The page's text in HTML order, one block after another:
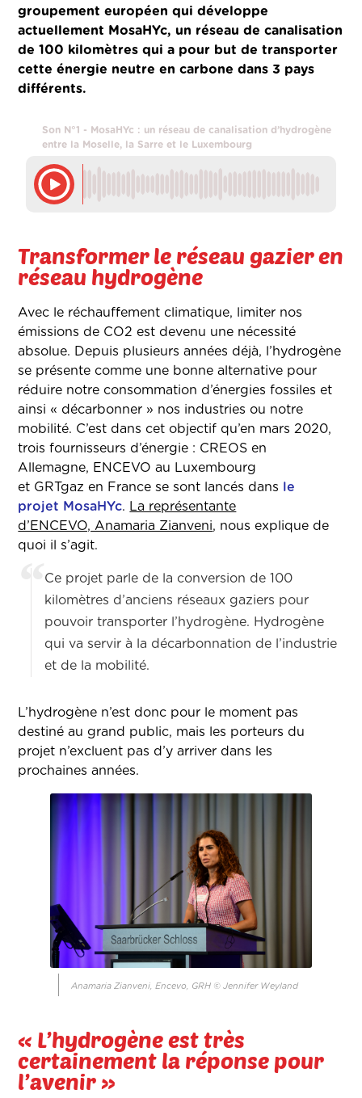
groupement européen qui développe
actuellement MosaHYc, un réseau de canalisation
de 100 kilomètres qui a pour but de transporter
cette énergie neutre en carbone dans 3 pays
différents.
Son N°1 - MosaHYc : un réseau de canalisation d’hydrogène
entre la Moselle, la Sarre et le Luxembourg
Transformer le réseau gazier en
réseau hydrogène
Avec le réchauffement climatique, limiter nos
émissions de CO2 est devenu une nécessité
absolue. Depuis plusieurs années déjà, l’hydrogène
se présente comme une bonne alternative pour
réduire notre consommation d’énergies fossiles et
ainsi « décarbonner » nos industries ou notre
mobilité. C’est dans cet objectif qu’en mars 2020,
trois fournisseurs d’énergie : CREOS en
Allemagne, ENCEVO au Luxembourg
et GRTgaz en France se sont lancés dans le
projet MosaHYc. La représentante
d’ENCEVO, Anamaria Zianveni, nous explique de
quoi il s’agit.
Ce projet parle de la conversion de 100
kilomètres d’anciens réseaux gaziers pour
pouvoir transporter l’hydrogène. Hydrogène
qui va servir à la décarbonnation de l’industrie
et de la mobilité.
L’hydrogène n’est donc pour le moment pas
destiné au grand public, mais les porteurs du
projet n’excluent pas d’y arriver dans les
prochaines années.
Anamaria Zianveni, Encevo, GRH © Jennifer Weyland
« L’hydrogène est très
certainement la réponse pour
l’avenir »